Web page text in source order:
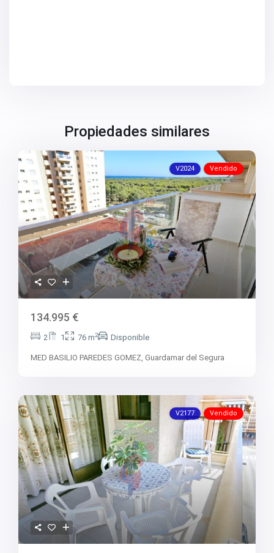
V2701
V2706
V2707
V2708
V2709
V2715
V2718
V2719
V2720
V2724
V2725
V2731
V2734
V2736
V2737
V2738
V2739
V2744
V2750
V2752
V2753
V2755
V2758
V2759
V2760
V2761
V2762
V2763
V2764
V2765
V2766
V2767
Propiedades similares
V2024 Vendido
134.995 €
2 1 76 m2 Disponible
MED BASILIO PAREDES GOMEZ,Guardamar del Segura
V2177 Vendido